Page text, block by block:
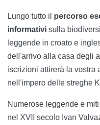
Lungo tutto il percorso
informativi sulla
leggende in croato e
dell'arrivo alla casa degli
iscrizioni attirerà la vostra
nell'impero delle streghe
Numerose leggende e
nel XVII secolo Ivan